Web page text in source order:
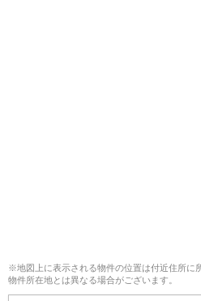
※地図上に表示される物件の位置は付近住所に
物件所在地とは異なる場合がございます。